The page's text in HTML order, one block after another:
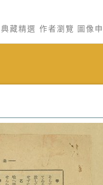
典藏精選 作者瀏覽 圖像